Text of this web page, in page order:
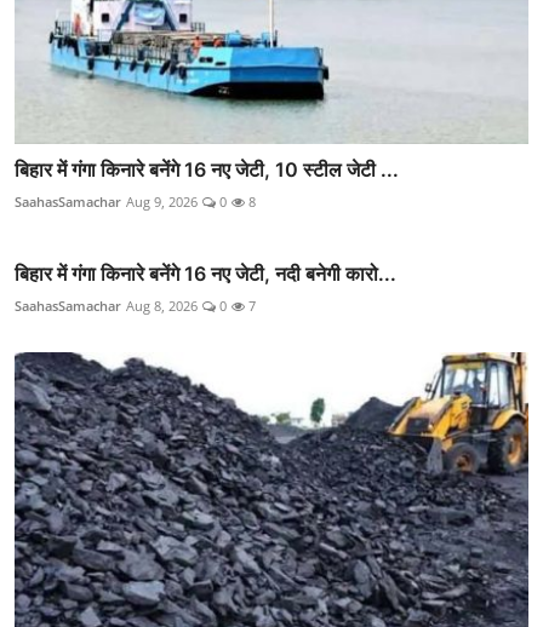
बिहार में गंगा किनारे बनेंगे 16 नए जेटी, 10 स्टील जेटी ...
SaahasSamachar Aug 9, 2026 0 8
बिहार में गंगा किनारे बनेंगे 16 नए जेटी, नदी बनेगी कारो...
SaahasSamachar Aug 8, 2026 0 7